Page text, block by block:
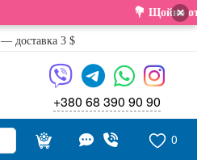
💐 Щойно отримали
×
— доставка 3 $
+380 68 390 90 90
0